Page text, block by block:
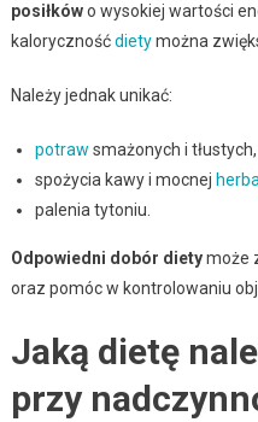
posiłkówo wysokiej wartości
kalorycznośćdietymożna
Należy jednak unikać:
potraw smażonych i tłustych,
spożycia kawy i mocnej
palenia tytoniu.
Odpowiedni dobór dietymoże
oraz pomóc w kontrolowaniu
Jaką dietę
przy